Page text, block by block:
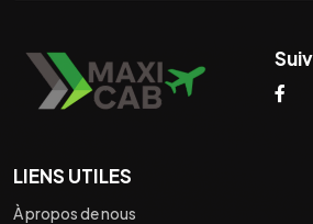
LIENS UTILES
À propos de nous